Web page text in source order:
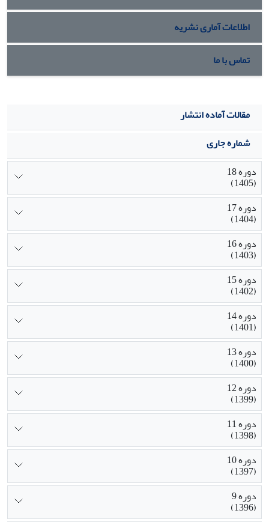
اطلاعات آماری نشریه
تماس با ما
مقالات آماده انتشار
شماره جاری
دوره 18
(1405)
دوره 17
(1404)
دوره 16
(1403)
دوره 15
(1402)
دوره 14
(1401)
دوره 13
(1400)
دوره 12
(1399)
دوره 11
(1398)
دوره 10
(1397)
دوره 9
(1396)